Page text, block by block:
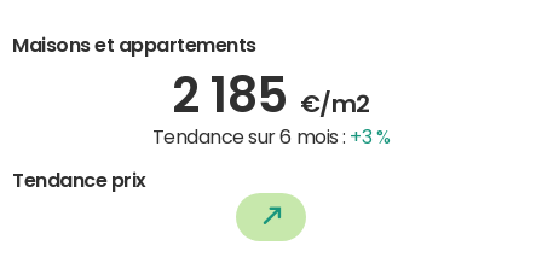
Maisons et appartements
2 185 €/m2
Tendance sur 6 mois : +3 %
Tendance prix